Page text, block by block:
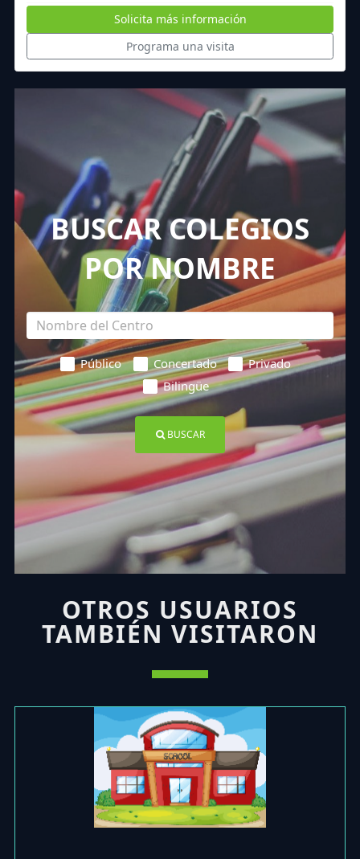
Solicita más información
Programa una visita
BUSCAR COLEGIOS
POR NOMBRE
Público Concertado
Privado
Bilingüe
BUSCAR
OTROS USUARIOS
TAMBIÉN VISITARON